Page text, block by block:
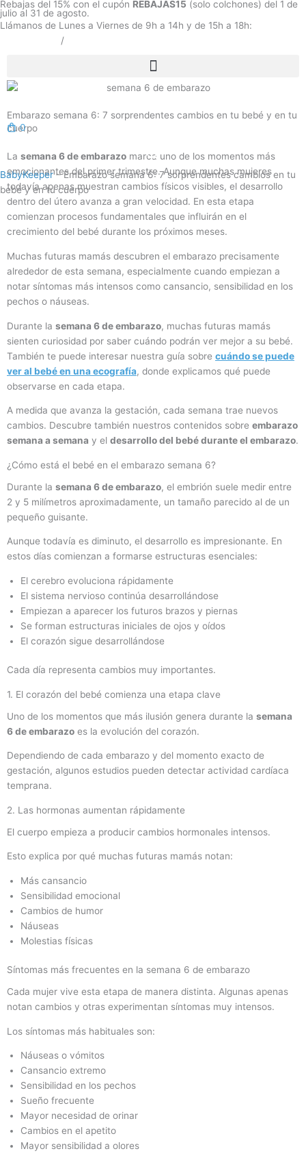
Ir
al
Rebajas del 15% con el cupón REBAJAS15 (solo colchones) del 1 de
julio al 31 de agosto.
Llámanos de Lunes a Viernes de 9h a 14h y de 15h a 18h:
/
0
BabyKeeper–Embarazo semana 6: 7 sorprendentes cambios en tu
bebé y en tu cuerpo
Embarazo semana 6: 7 sorprendentes cambios en tu bebé y en tu
cuerpo
La semana 6 de embarazo marca uno de los momentos más
emocionantes del primer trimestre. Aunque muchas mujeres
todavía apenas muestran cambios físicos visibles, el desarrollo
dentro del útero avanza a gran velocidad. En esta etapa
comienzan procesos fundamentales que influirán en el
crecimiento del bebé durante los próximos meses.
Muchas futuras mamás descubren el embarazo precisamente
alrededor de esta semana, especialmente cuando empiezan a
notar síntomas más intensos como cansancio, sensibilidad en los
pechos o náuseas.
Durante la semana 6 de embarazo, muchas futuras mamás
sienten curiosidad por saber cuándo podrán ver mejor a su bebé.
También te puede interesar nuestra guía sobre cuándo se puede
ver al bebé en una ecografía, donde explicamos qué puede
observarse en cada etapa.
A medida que avanza la gestación, cada semana trae nuevos
cambios. Descubre también nuestros contenidos sobre embarazo
semana a semana y el desarrollo del bebé durante el embarazo.
¿Cómo está el bebé en el embarazo semana 6?
Durante la semana 6 de embarazo, el embrión suele medir entre
2 y 5 milímetros aproximadamente, un tamaño parecido al de un
pequeño guisante.
Aunque todavía es diminuto, el desarrollo es impresionante. En
estos días comienzan a formarse estructuras esenciales:
El cerebro evoluciona rápidamente
El sistema nervioso continúa desarrollándose
Empiezan a aparecer los futuros brazos y piernas
Se forman estructuras iniciales de ojos y oídos
El corazón sigue desarrollándose
Cada día representa cambios muy importantes.
1. El corazón del bebé comienza una etapa clave
Uno de los momentos que más ilusión genera durante la semana
6 de embarazo es la evolución del corazón.
Dependiendo de cada embarazo y del momento exacto de
gestación, algunos estudios pueden detectar actividad cardíaca
temprana.
2. Las hormonas aumentan rápidamente
El cuerpo empieza a producir cambios hormonales intensos.
Esto explica por qué muchas futuras mamás notan:
Más cansancio
Sensibilidad emocional
Cambios de humor
Náuseas
Molestias físicas
Síntomas más frecuentes en la semana 6 de embarazo
Cada mujer vive esta etapa de manera distinta. Algunas apenas
notan cambios y otras experimentan síntomas muy intensos.
Los síntomas más habituales son:
Náuseas o vómitos
Cansancio extremo
Sensibilidad en los pechos
Sueño frecuente
Mayor necesidad de orinar
Cambios en el apetito
Mayor sensibilidad a olores